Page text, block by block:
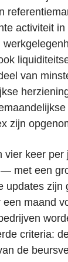
activiteit in
van
zijn
vier keer
met een
updates zijn
maand
criteria:
de